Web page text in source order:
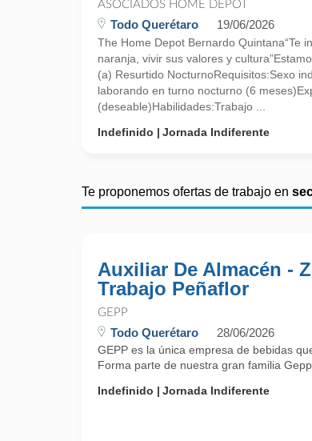
ASOCIADOS HOME DEPOT
Todo Querétaro 19/06/2026
The Home Depot Bernardo Quintana“Te
naranja, vivir sus valores y
(a) Resurtido NocturnoRequisitos:Sexo
laborando en turno nocturno (6
(deseable)Habilidades:Trabajo ...
Indefinido
Jornada Indiferente
Te proponemos ofertas de trabajo en
Auxiliar De Almacén -
Trabajo Peñaflor
GEPP
Todo Querétaro 28/06/2026
GEPP es la única empresa de bebidas
Forma parte de nuestra gran familia Gepp
Indefinido
Jornada Indiferente